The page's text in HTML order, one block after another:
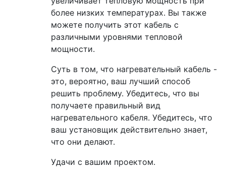
более низких температурах. Вы также
можете получить этот кабель с
различными уровнями тепловой
мощности.
Суть в том, что нагревательный кабель -
это, вероятно, ваш лучший способ
решить проблему. Убедитесь, что вы
получаете правильный вид
нагревательного кабеля. Убедитесь, что
ваш установщик действительно знает,
что они делают.
Удачи с вашим проектом.